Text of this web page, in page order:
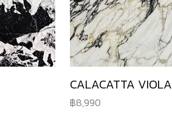
CALACATTA VIOLA
8,990